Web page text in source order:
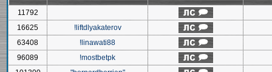
11792
16625
!liftdlyakaterov
63408
!linawati88
96089
!mostbetpk